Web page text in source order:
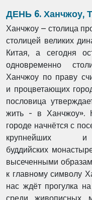
ДЕНЬ 6. Ханчжоу,
Ханчжоу – столица
столицей великих
Китая, а сегодня
одновременно
Ханчжоу по праву
и процветающих
пословица
жить - в Ханчжоу».
городе начнётся с
крупнейших
буддийских
высеченными
к главному символу
нас ждёт прогулка на